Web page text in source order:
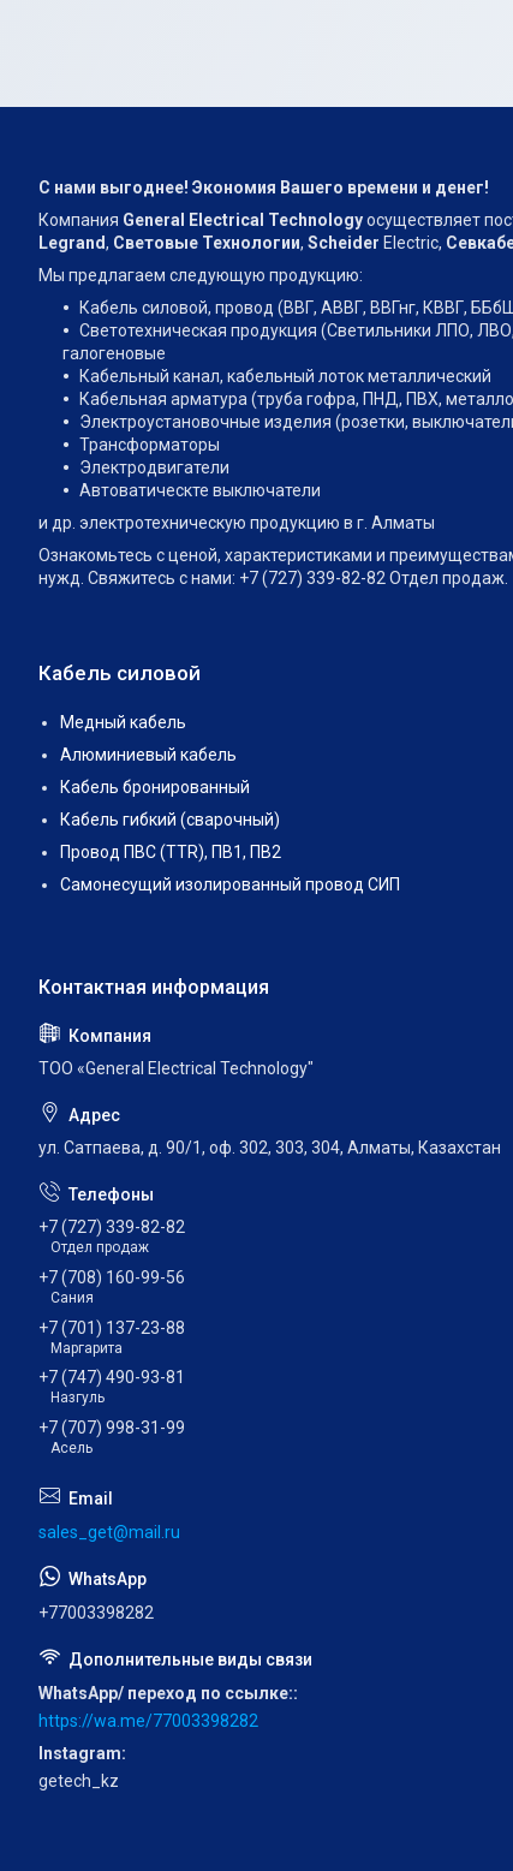
С нами выгоднее! Экономия Вашего времени и денег!
Компания General Electrical Technologyосуществляет
Legrand, Световые Технологии, Scheider Electric,
Мы предлагаем следующую продукцию:
Кабель силовой, провод (ВВГ, АВВГ, ВВГнг, КВВГ,
Светотехническая продукция (Светильники ЛПО,
галогеновые
Кабельный канал, кабельный лоток металлический
Кабельная арматура (труба гофра, ПНД, ПВХ,
Электроустановочные изделия (розетки,
Трансформаторы
Электродвигатели
Автоватическте выключатели
и др. электротехническую продукцию в г. Алматы
Ознакомьтесь с ценой, характеристиками и
нужд. Свяжитесь с нами: +7 (727) 339-82-82 Отдел продаж.
Кабель силовой
Медный кабель
Алюминиевый кабель
Кабель бронированный
Кабель гибкий (сварочный)
Провод ПВС (TTR), ПВ1, ПВ2
Самонесущий изолированный провод СИП
ТОО «General Electrical Technology"
ул. Сатпаева, д. 90/1, оф. 302, 303, 304, Алматы, Казахстан
+7 (727) 339-82-82
Отдел продаж
+7 (708) 160-99-56
Сания
+7 (701) 137-23-88
Маргарита
+7 (747) 490-93-81
Назгуль
+7 (707) 998-31-99
Асель
sales_get@mail.ru
+77003398282
WhatsApp/ переход по ссылке:
https://wa.me/77003398282
Instagram
getech_kz